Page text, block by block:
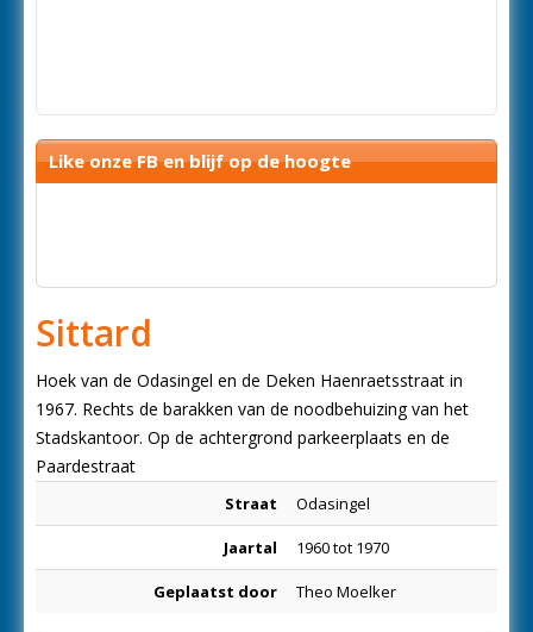
Like onze FB en blijf op de hoogte
Sittard
Hoek van de Odasingel en de Deken Haenraetsstraat in
1967. Rechts de barakken van de noodbehuizing van het
Stadskantoor. Op de achtergrond parkeerplaats en de
Paardestraat
Straat Odasingel
Jaartal 1960 tot 1970
Geplaatst door Theo Moelker